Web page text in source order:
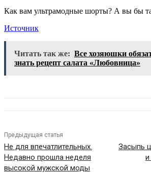
Как вам ультрамодные шорты? А вы бы
Источник
Читать так же: Все хозяюшки
знать рецепт салата «Любовница»
Предыдущая статья
Не для впечатлительных.
Недавно прошла неделя
высокой мужской моды
Засыпь
и